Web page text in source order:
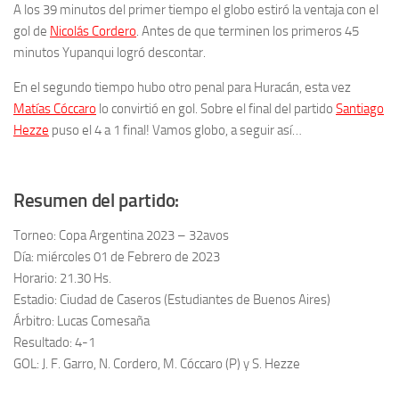
A los 39 minutos del primer tiempo el globo estiró la ventaja con el
gol de Nicolás Cordero. Antes de que terminen los primeros 45
minutos Yupanqui logró descontar.
En el segundo tiempo hubo otro penal para Huracán, esta vez
Matías Cóccaro lo convirtió en gol. Sobre el final del partido Santiago
Hezze puso el 4 a 1 final! Vamos globo, a seguir así…
Resumen del partido:
Torneo: Copa Argentina 2023 – 32avos
Día: miércoles 01 de Febrero de 2023
Horario: 21.30 Hs.
Estadio: Ciudad de Caseros (Estudiantes de Buenos Aires)
Árbitro: Lucas Comesaña
Resultado: 4-1
GOL: J. F. Garro, N. Cordero, M. Cóccaro (P) y S. Hezze